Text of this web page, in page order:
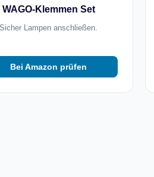
WAGO-Klemmen Set
Sicher Lampen anschließen.
Bei Amazon prüfen